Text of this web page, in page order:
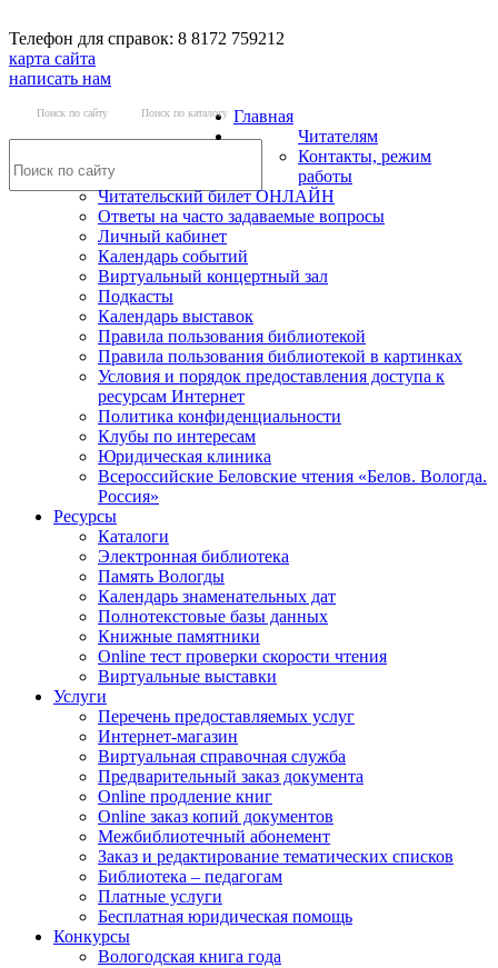
Телефон для справок: 8 8172 759212
карта сайта
написать нам
Поиск по сайту Поиск по каталогу Главная
Читателям
Контакты, режим
работы
Читательский билет ОНЛАЙН
Ответы на часто задаваемые вопросы
Личный кабинет
Календарь событий
Виртуальный концертный зал
Подкасты
Календарь выставок
Правила пользования библиотекой
Правила пользования библиотекой в картинках
Условия и порядок предоставления доступа к
ресурсам Интернет
Политика конфиденциальности
Клубы по интересам
Юридическая клиника
Всероссийские Беловские чтения «Белов. Вологда.
Россия»
Ресурсы
Каталоги
Электронная библиотека
Память Вологды
Календарь знаменательных дат
Полнотекстовые базы данных
Книжные памятники
Online тест проверки скорости чтения
Виртуальные выставки
Услуги
Перечень предоставляемых услуг
Интернет-магазин
Виртуальная справочная служба
Предварительный заказ документа
Online продление книг
Online заказ копий документов
Межбиблиотечный абонемент
Заказ и редактирование тематических списков
Библиотека – педагогам
Платные услуги
Бесплатная юридическая помощь
Конкурсы
Вологодская книга года